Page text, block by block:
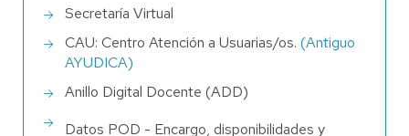
Secretaría Virtual
CAU: Centro Atención a Usuarias/os. (Antiguo
AYUDICA)
Anillo Digital Docente (ADD)
Datos POD - Encargo, disponibilidades y